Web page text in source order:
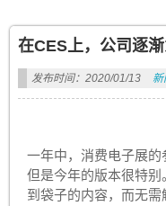
在CES上，公司逐
发布时间：2020/01/13 新
一年中，消费电子展的
但是今年的版本很特
到袋子的内容，而无